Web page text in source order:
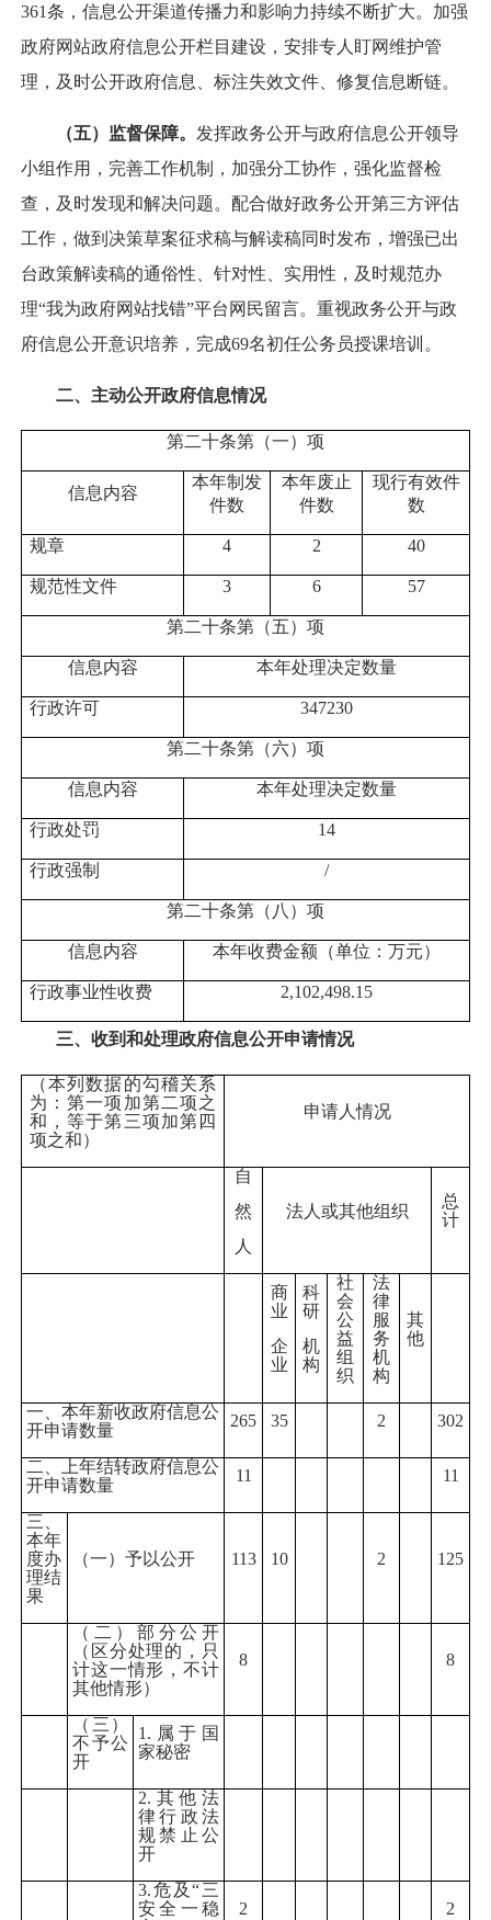
361条，信息公开渠道传播力和影响力持续不断扩大。加强
政府网站政府信息公开栏目建设，安排专人盯网维护管
理，及时公开政府信息、标注失效文件、修复信息断链。
（五）监督保障。 发挥政务公开与政府信息公开领导
小组作用，完善工作机制，加强分工协作，强化监督检
查，及时发现和解决问题。配合做好政务公开第三方评估
工作，做到决策草案征求稿与解读稿同时发布，增强已出
台政策解读稿的通俗性、针对性、实用性，及时规范办
理“我为政府网站找错”平台网民留言。重视政务公开与政
府信息公开意识培养，完成69名初任公务员授课培训。
二、主动公开政府信息情况
第二十条第（一）项
信息内容
本年制 发
件数
本年废止
件数
现行有效件
数
规章 4 2 40
规范性文件 3 6 57
第二十条第（五）项
信息内容 本年处理决定数量
行政许可 347230
第二十条第（六）项
信息内容 本年处理决定数量
行政处罚 14
行政强制 /
第二十条第（八）项
信息内容 本年收费金额（单位：万元）
行政事业性收费 2,102,498.15
三、收到和处理政府信息公开申请情况
（本列数据的勾稽关系
为：第一项加第二项之
和，等于第三项加第四
项之和）
申请人情况
自
然
人
法人或其他组织
总
计
商
业
企
业
科
研
机
构
社
会
公
益
组
织
法
律
服
务
机
构
其
他
一、本年新收政府信息公
开申请数量
265 35 2 302
二、上年结转政府信息公
开申请数量
11 11
三、
本年
度办
理结
果
（一）予以公开 113 10 2 125
（二）部分公开
（区分处理的，只
计这一情形，不计
其他情形）
8 8
（三）
不予公
开
1. 属于国
家秘密
2. 其他法
律行政法
规禁止公
开
3.危及“三
安全一稳
2 2